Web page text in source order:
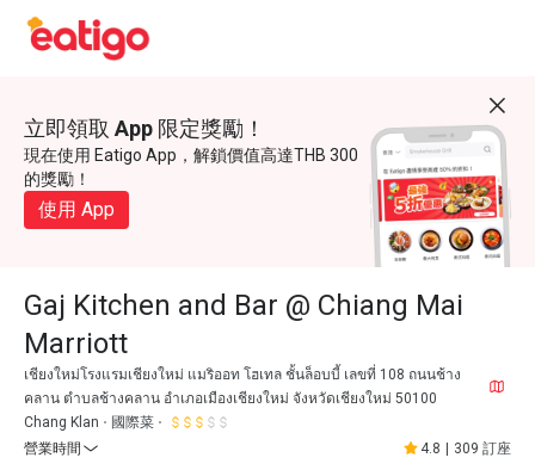
立即領取 App 限定獎勵！
現在使用 Eatigo App，解鎖價值高達THB 300
的獎勵！
使用 App
Gaj Kitchen and Bar @ Chiang Mai
Marriott
เชียงใหม่โรงแรมเชียงใหม่ แมริออท โฮเทล ชั้นล็อบบี้ เลขที่ 108 ถนนช้าง
คลาน ตำบลช้างคลาน อำเภอเมืองเชียงใหม่ จังหวัดเชียงใหม่ 50100
Chang Klan
國際菜
營業時間
4.8 309 訂座